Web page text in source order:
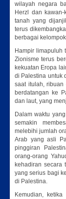
wilayah negara
Herzl dan
tanah yang
terus
berbagai
Hampir limapuluh
Zionisme terus
kekuatan Eropa
di Palestina untuk
saat itulah,
berdatangan ke
dan laut, yang
Dalam waktu
semakin
melebihi jumlah
Arab yang asli
pinggiran
orang-orang
kehadiran secara
yang serius bagi
di Palestina.
Kemudian,